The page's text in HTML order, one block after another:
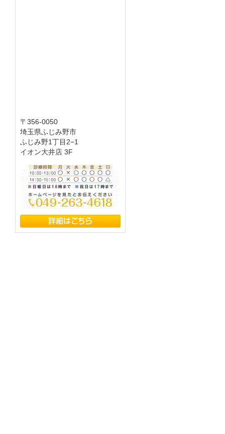
〒356-0050
埼玉県ふじみ野市
ふじみ野1丁目2−1
イオン大井店 3F